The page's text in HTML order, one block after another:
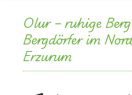
Olur – Wenn
zur Ruhe kommt